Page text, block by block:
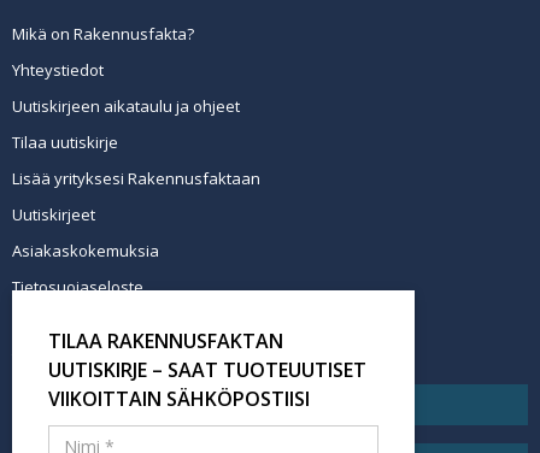
Mikä on Rakennusfakta?
Yhteystiedot
Uutiskirjeen aikataulu ja ohjeet
Tilaa uutiskirje
Lisää yrityksesi Rakennusfaktaan
Uutiskirjeet
Asiakaskokemuksia
Tietosuojaseloste
Tilaa uutiskirje
TILAA RAKENNUSFAKTAN
UUTISKIRJE – SAAT TUOTEUUTISET
VIIKOITTAIN SÄHKÖPOSTIISI